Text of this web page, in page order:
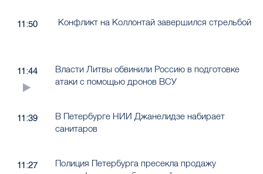
11:50 Конфликт на Коллонтай завершился стрельбой
11:44
Власти Литвы обвинили Россию в подготовке
атаки с помощью дронов ВСУ
11:39
В Петербурге НИИ Джанелидзе набирает
санитаров
11:27
Полиция Петербурга пресекла продажу